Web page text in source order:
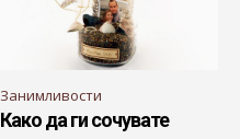
Занимливости
Како да ги сочувате